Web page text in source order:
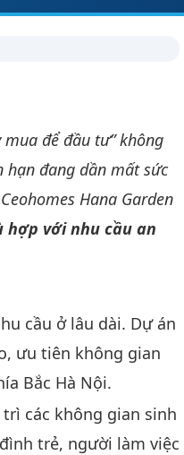
để đầu tư” không
đang dần mất sức
Hana Garden
hợp với nhu cầu an
cầu ở lâu dài. Dự án
ưu tiên không gian
Bắc Hà Nội.
các không gian sinh
trẻ, người làm việc